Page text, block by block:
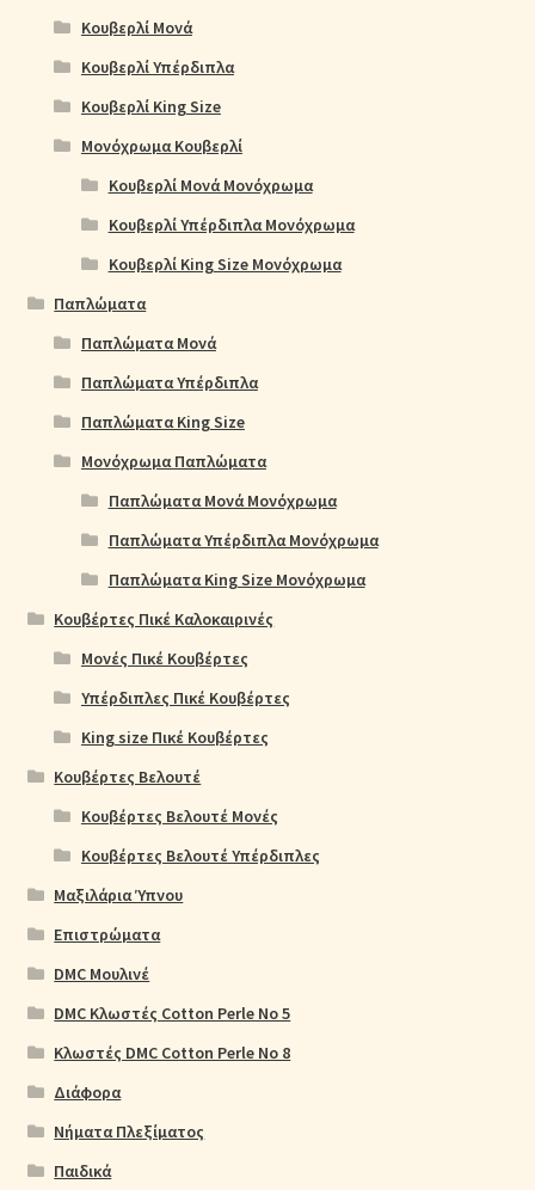
Κουβερλί Μονά
Κουβερλί Υπέρδιπλα
Κουβερλί King Size
Μονόχρωμα Κουβερλί
Κουβερλί Μονά Μονόχρωμα
Κουβερλί Υπέρδιπλα Μονόχρωμα
Κουβερλί King Size Μονόχρωμα
Παπλώματα
Παπλώματα Μονά
Παπλώματα Υπέρδιπλα
Παπλώματα King Size
Μονόχρωμα Παπλώματα
Παπλώματα Μονά Μονόχρωμα
Παπλώματα Υπέρδιπλα Μονόχρωμα
Παπλώματα King Size Μονόχρωμα
Κουβέρτες Πικέ Καλοκαιρινές
Μονές Πικέ Κουβέρτες
Υπέρδιπλες Πικέ Κουβέρτες
King size Πικέ Κουβέρτες
Κουβέρτες Βελουτέ
Κουβέρτες Βελουτέ Μονές
Κουβέρτες Βελουτέ Υπέρδιπλες
Μαξιλάρια Ύπνου
Επιστρώματα
DMC Μουλινέ
DMC Κλωστές Cotton Perle No 5
Κλωστές DMC Cotton Perle No 8
Διάφορα
Νήματα Πλεξίματος
Παιδικά